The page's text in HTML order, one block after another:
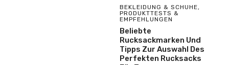
BEKLEIDUNG & SCHUHE,
PRODUKTTESTS &
EMPFEHLUNGEN
Beliebte
Rucksackmarken Und
Tipps Zur Auswahl Des
Perfekten Rucksacks